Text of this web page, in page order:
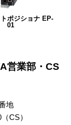
ポジショナ EP-
01
営業部・CS
地
CS）